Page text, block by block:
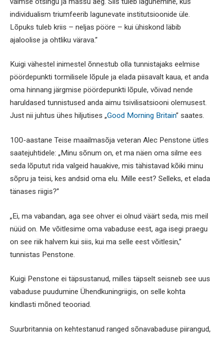
individualism triumfeerib lagunevate institutsioonide üle.
Lõpuks tuleb kriis – neljas pööre – kui ühiskond läbib
ajaloolise ja ohtliku värava.”
Kuigi vähestel inimestel õnnestub olla tunnistajaks eelmise
pöördepunkti tormilisele lõpule ja elada piisavalt kaua, et anda
oma hinnang järgmise pöördepunkti lõpule, võivad nende
haruldased tunnistused anda aimu tsivilisatsiooni olemusest.
Just nii juhtus ühes hiljutises „Good Morning Britain” saates.
100-aastane Teise maailmasõja veteran Alec Penstone ütles
saatejuhtidele: „Minu sõnum on, et ma näen oma silme ees
seda lõputut rida valgeid hauakive, mis tähistavad kõiki minu
sõpru ja teisi, kes andsid oma elu. Mille eest? Selleks, et elada
tänases riigis?”
„Ei, ma vabandan, aga see ohver ei olnud väärt seda, mis meil
nüüd on. Me võitlesime oma vabaduse eest, aga isegi praegu
on see riik halvem kui siis, kui ma selle eest võitlesin,”
tunnistas Penstone.
Kuigi Penstone ei täpsustanud, milles täpselt seisneb see uus
vabaduse puudumine Ühendkuningriigis, on selle kohta
kindlasti mõned teooriad.
Suurbritannia on kehtestanud ranged sõnavabaduse piirangud,